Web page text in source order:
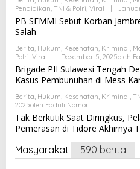
Pendidikan, TNI & Polri, Viral
PB SEMMI Sebut Korban
Salah
Berita, Hukum, Kesehatan, Kriminal,
Polri, Viral Desember 5, 2025Oleh
Brigade PII Sulawesi Tengah
Kasus Pembunuhan di Mess
Berita, Hukum, Kesehatan, Kriminal,
2025Oleh Faduli Nomor
Tak Berkutik Saat Diringkus,
Pemerasan di Tidore Akhirnya
Masyarakat 590 berita